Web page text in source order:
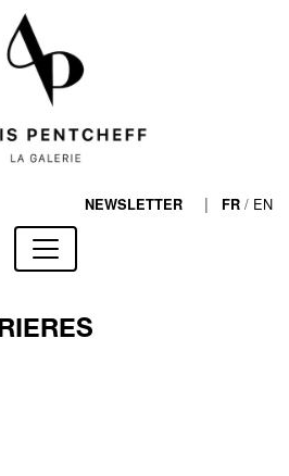
NEWSLETTER | FR / EN